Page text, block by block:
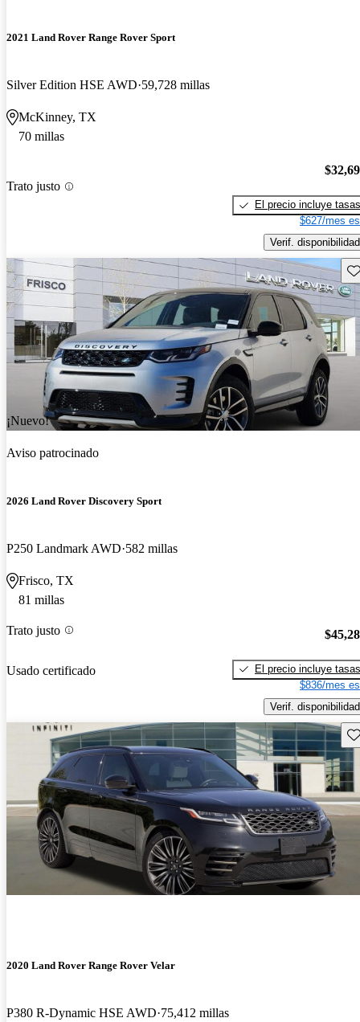
2021 Land Rover Range Rover Sport
Silver Edition HSE AWD 59,728 millas
McKinney, TX
70 millas
Trato justo
El precio incluye tasas
$627/mes
Verif. disponibilidad
¡Nuevo!
Aviso patrocinado
2026 Land Rover Discovery Sport
P250 Landmark AWD 582 millas
Frisco, TX
81 millas
Trato justo
Usado certificado
El precio incluye tasas
$836/mes
Verif. disponibilidad
2020 Land Rover Range Rover Velar
P380 R-Dynamic HSE AWD 75,412 millas